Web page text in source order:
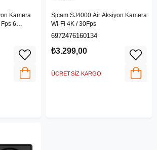
Kamera
6
Sjcam SJ4000 Air Aksiyon Kamera
Wi-Fi 4K / 30Fps
6972476160134
₺3.299,00
ÜCRETSIZ KARGO